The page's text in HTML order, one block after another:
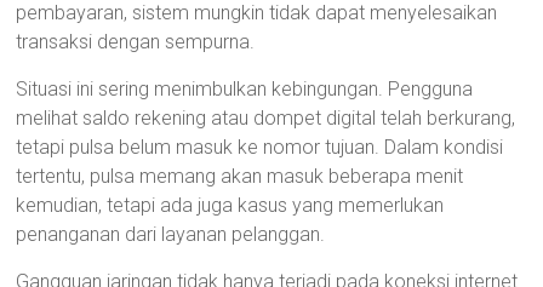
pembayaran, sistem mungkin tidak dapat menyelesaikan
transaksi dengan sempurna.
Situasi ini sering menimbulkan kebingungan. Pengguna
melihat saldo rekening atau dompet digital telah berkurang,
tetapi pulsa belum masuk ke nomor tujuan. Dalam kondisi
tertentu, pulsa memang akan masuk beberapa menit
kemudian, tetapi ada juga kasus yang memerlukan
penanganan dari layanan pelanggan.
Gangguan jaringan tidak hanya terjadi pada koneksi internet